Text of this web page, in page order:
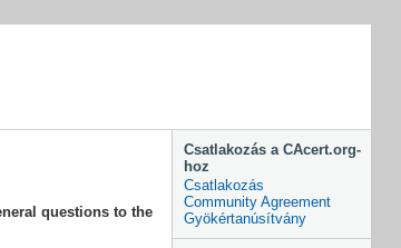
Csatlakozás a CAcert.org-
hoz
Csatlakozás
Community Agreement
Gyökértanúsítvány
questions to the